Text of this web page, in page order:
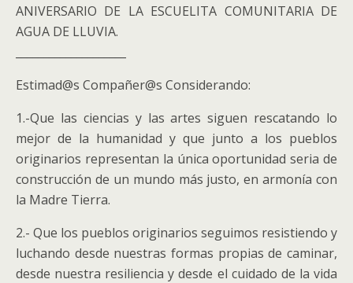
ANIVERSARIO DE LA ESCUELITA COMUNITARIA DE
AGUA DE LLUVIA.
Estimad@s Compañer@s Considerando:
1.-Que las ciencias y las artes siguen rescatando lo
mejor de la humanidad y que junto a los pueblos
originarios representan la única oportunidad seria de
construcción de un mundo más justo, en armonía con
la Madre Tierra.
2.- Que los pueblos originarios seguimos resistiendo y
luchando desde nuestras formas propias de caminar,
desde nuestra resiliencia y desde el cuidado de la vida